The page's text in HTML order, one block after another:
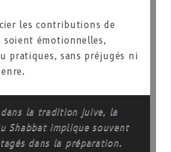
les contributions de
soient émotionnelles,
pratiques, sans préjugés ni
dans la tradition juive, la
Shabbat implique souvent
dans la préparation.